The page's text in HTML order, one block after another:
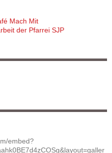
Mach Mit
der Pfarrei SJP
embed?